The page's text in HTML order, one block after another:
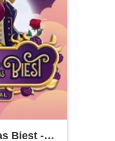
Biest -